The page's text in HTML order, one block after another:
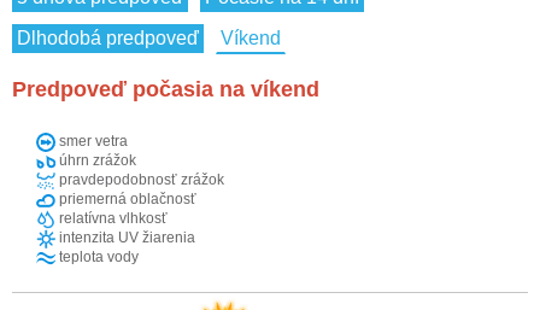
Dlhodobá predpoveď
Víkend
Predpoveď počasia na víkend
smer vetra
úhrn zrážok
pravdepodobnosť zrážok
priemerná oblačnosť
relatívna vlhkosť
intenzita UV žiarenia
teplota vody